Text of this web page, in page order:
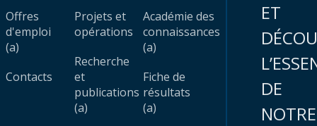
Offres
d'emploi
(a)
Contacts
Projets et
opérations
Recherche
et
publications
(a)
Académie des
connaissances
(a)
Fiche de
résultats
(a)
ET
DE
NOTRE